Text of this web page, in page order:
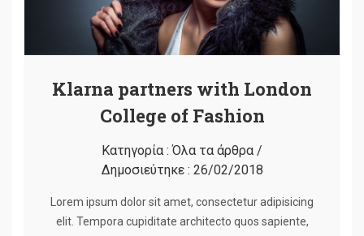
Klarna partners with London
College of Fashion
Κατηγορία :Όλα τα άρθρα /
Δημοσιεύτηκε : 26/02/2018
Lorem ipsum dolor sit amet, consectetur adipisicing
elit. Tempora cupiditate architecto quos sapiente,